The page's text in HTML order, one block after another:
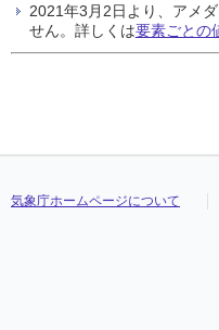
2021年3月2日より、アメ
せん。詳しくは要素ごとの
気象庁ホームページについて